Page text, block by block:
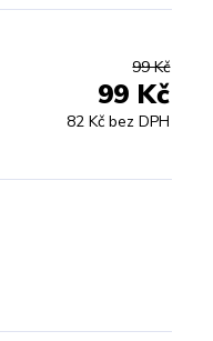
99 Kč
99 Kč
82 Kč bez DPH